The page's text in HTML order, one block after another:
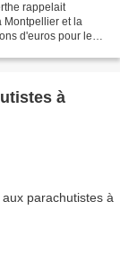
rappelait
Montpellier et la
d'euros pour les
à